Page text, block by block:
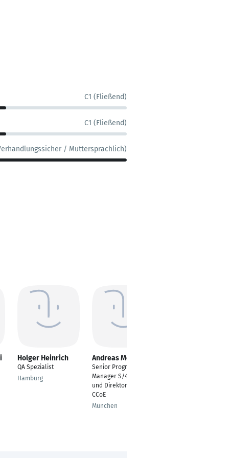
C1 (Fließend)
C1 (Fließend)
/ Muttersprachlich)
Holger Heinrich
QA Spezialist
Hamburg
Andreas Moser
Senior Programme
Manager S/4 HANA
und Direktor des SAP
CCoE
München